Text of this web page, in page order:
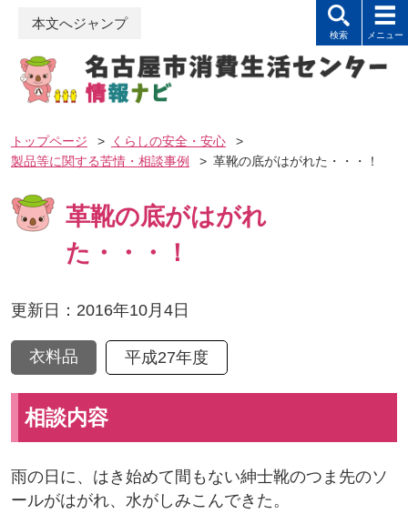
本文へジャンプ
トップページ > くらしの安全・安心
>
製品等に関する苦情・相談事例
> 革靴の底がはがれた・・・！
革靴の底がはがれ
た・・・！
更新日：2016年10月4日
衣料品 平成27年度
相談内容
雨の日に、はき始めて間もない紳士靴のつま先のソ
ールがはがれ、水がしみこんできた。